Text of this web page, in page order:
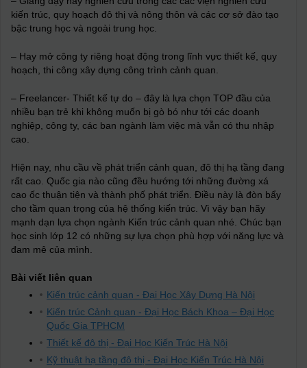
kiến trúc, quy hoạch đô thị và nông thôn và các cơ sở đào tạo
bậc trung học và ngoài trung học.
– Hay mở công ty riêng hoạt động trong lĩnh vực thiết kế, quy
hoạch, thi công xây dựng công trình cảnh quan.
– Freelancer- Thiết kế tự do – đây là lựa chọn TOP đầu của
nhiều bạn trẻ khi không muốn bị gò bó như tới các doanh
nghiệp, công ty, các ban ngành làm việc mà vẫn có thu nhập
cao.
Hiện nay, nhu cầu về phát triển cảnh quan, đô thị hạ tầng đang
rất cao. Quốc gia nào cũng đều hướng tới những đường xá
cao ốc thuận tiện và thành phố phát triển. Điều này là đòn bẩy
cho tầm quan trọng của hệ thống kiến trúc. Vì vậy bạn hãy
mạnh dạn lựa chọn ngành Kiến trúc cảnh quan nhé. Chúc bạn
học sinh lớp 12 có những sự lựa chọn phù hợp với năng lực và
đam mê của mình.
Bài viết liên quan
Kiến trúc cảnh quan - Đại Học Xây Dựng Hà Nội
Kiến trúc Cảnh quan - Đại Học Bách Khoa – Đại Học
Quốc Gia TPHCM
Thiết kế đô thị - Đại Học Kiến Trúc Hà Nội
Kỹ thuật hạ tầng đô thị - Đại Học Kiến Trúc Hà Nội